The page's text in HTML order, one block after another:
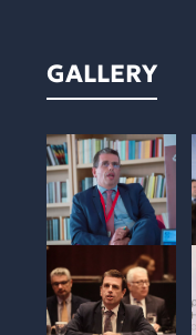
GALLERY